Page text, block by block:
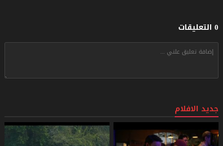
0 التعليقات
جديد الافلام